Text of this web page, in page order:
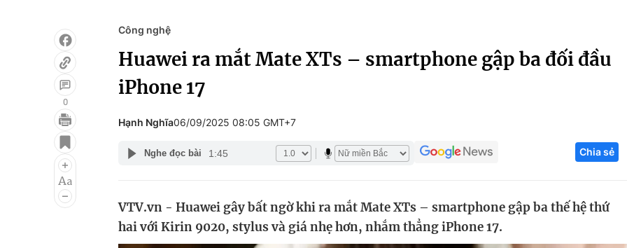
Infographic
Điện ảnh
Âm nhạc
Du lịch
Chất lượng cuộc sống
Tuyển sinh
Hitech Công
Thị trường
Tư vấn
0
Công nghệ
Huawei ra mắt Mate XTs – smartphone gập ba đối đầu
iPhone 17
Hạnh Nghĩa06/09/2025 08:05 GMT+7
Nghe đọc bài 1:45 Chia sẻ
VTV.vn - Huawei gây bất ngờ khi ra mắt Mate XTs – smartphone gập ba thế hệ thứ
hai với Kirin 9020, stylus và giá nhẹ hơn, nhắm thẳng iPhone 17.